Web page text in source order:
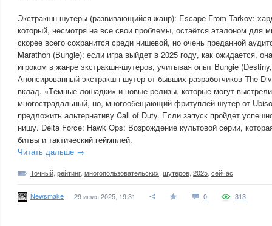
Экстракшн-шутеры (развивающийся жанр): Escape From Tarkov:
который, несмотря на все свои проблемы, остаётся эталоном для
скорее всего сохранится среди нишевой, но очень преданной
Marathon (Bungie): если игра выйдет в 2025 году, как ожидается,
игроком в жанре экстракшн-шутеров, учитывая опыт Bungie
Анонсированный экстракшн-шутер от бывших разработчиков The
вклад. «Тёмные лошадки» и новые релизы, которые могут
многострадальный, но, многообещающий фритуплей-шутер от
предложить альтернативу Call of Duty. Если запуск пройдет
нишу. Delta Force: Hawk Ops: Возрождение культовой серии,
битвы и тактический геймплей.
Читать дальше →
Точный рейтинг многопользовательских шутеров 2025 сейчас
Newsmake 29 июля 2025, 19:31 0 313